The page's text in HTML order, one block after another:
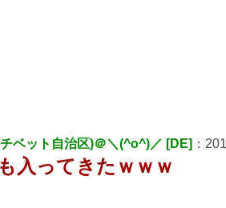
ベット自治区)＠＼(^o^)／ [DE] ：
入ってきたｗｗｗ